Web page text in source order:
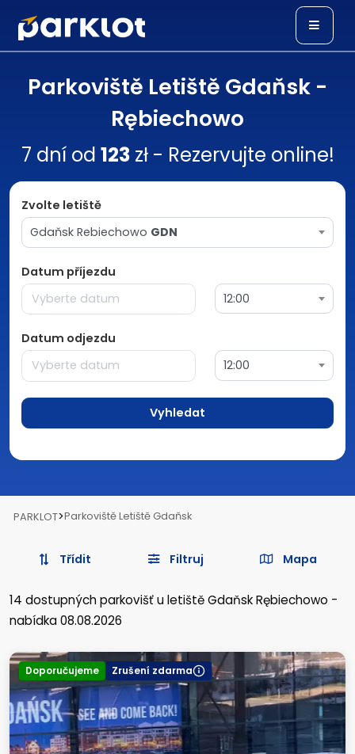
Parkoviště Letiště Gdaňsk -
Rębiechowo
7 dní od 123 zł - Rezervujte online!
Zvolte letiště
Gdaňsk Rebiechowo GDN
Datum příjezdu
12:00
Datum odjezdu
12:00
Vyhledat
PARKLOT>Parkoviště Letiště Gdaňsk
Třídit Filtruj Mapa
14 dostupných parkovišťu letiště Gdaňsk Rębiechowo -
nabídka 08.08.2026
Doporučujeme Zrušení zdarma